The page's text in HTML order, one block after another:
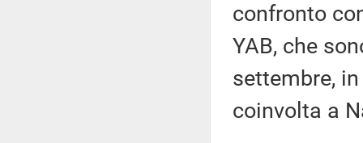
confronto
YAB, che
settembre,
coinvolta a